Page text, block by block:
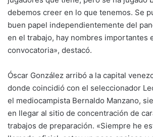
debemos creer en lo que tenemos. Se
buen papel independientemente del
en el trabajo, hay nombres importantes
convocatoria», destacó.
Óscar González arribó a la capital
donde coincidió con el seleccionador
el mediocampista Bernaldo Manzano,
en llegar al sitio de concentración de
trabajos de preparación. «Siempre he